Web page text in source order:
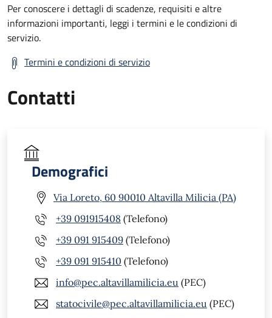
Per conoscere i dettagli di scadenze, requisiti e altre
informazioni importanti, leggi i termini e le condizioni di
servizio.
Termini e condizioni di servizio
Contatti
Demografici
Via Loreto, 60 90010 Altavilla Milicia (PA)
+39 091915408 (Telefono)
+39 091 915409 (Telefono)
+39 091 915410 (Telefono)
info@pec.altavillamilicia.eu (PEC)
statocivile@pec.altavillamilicia.eu (PEC)